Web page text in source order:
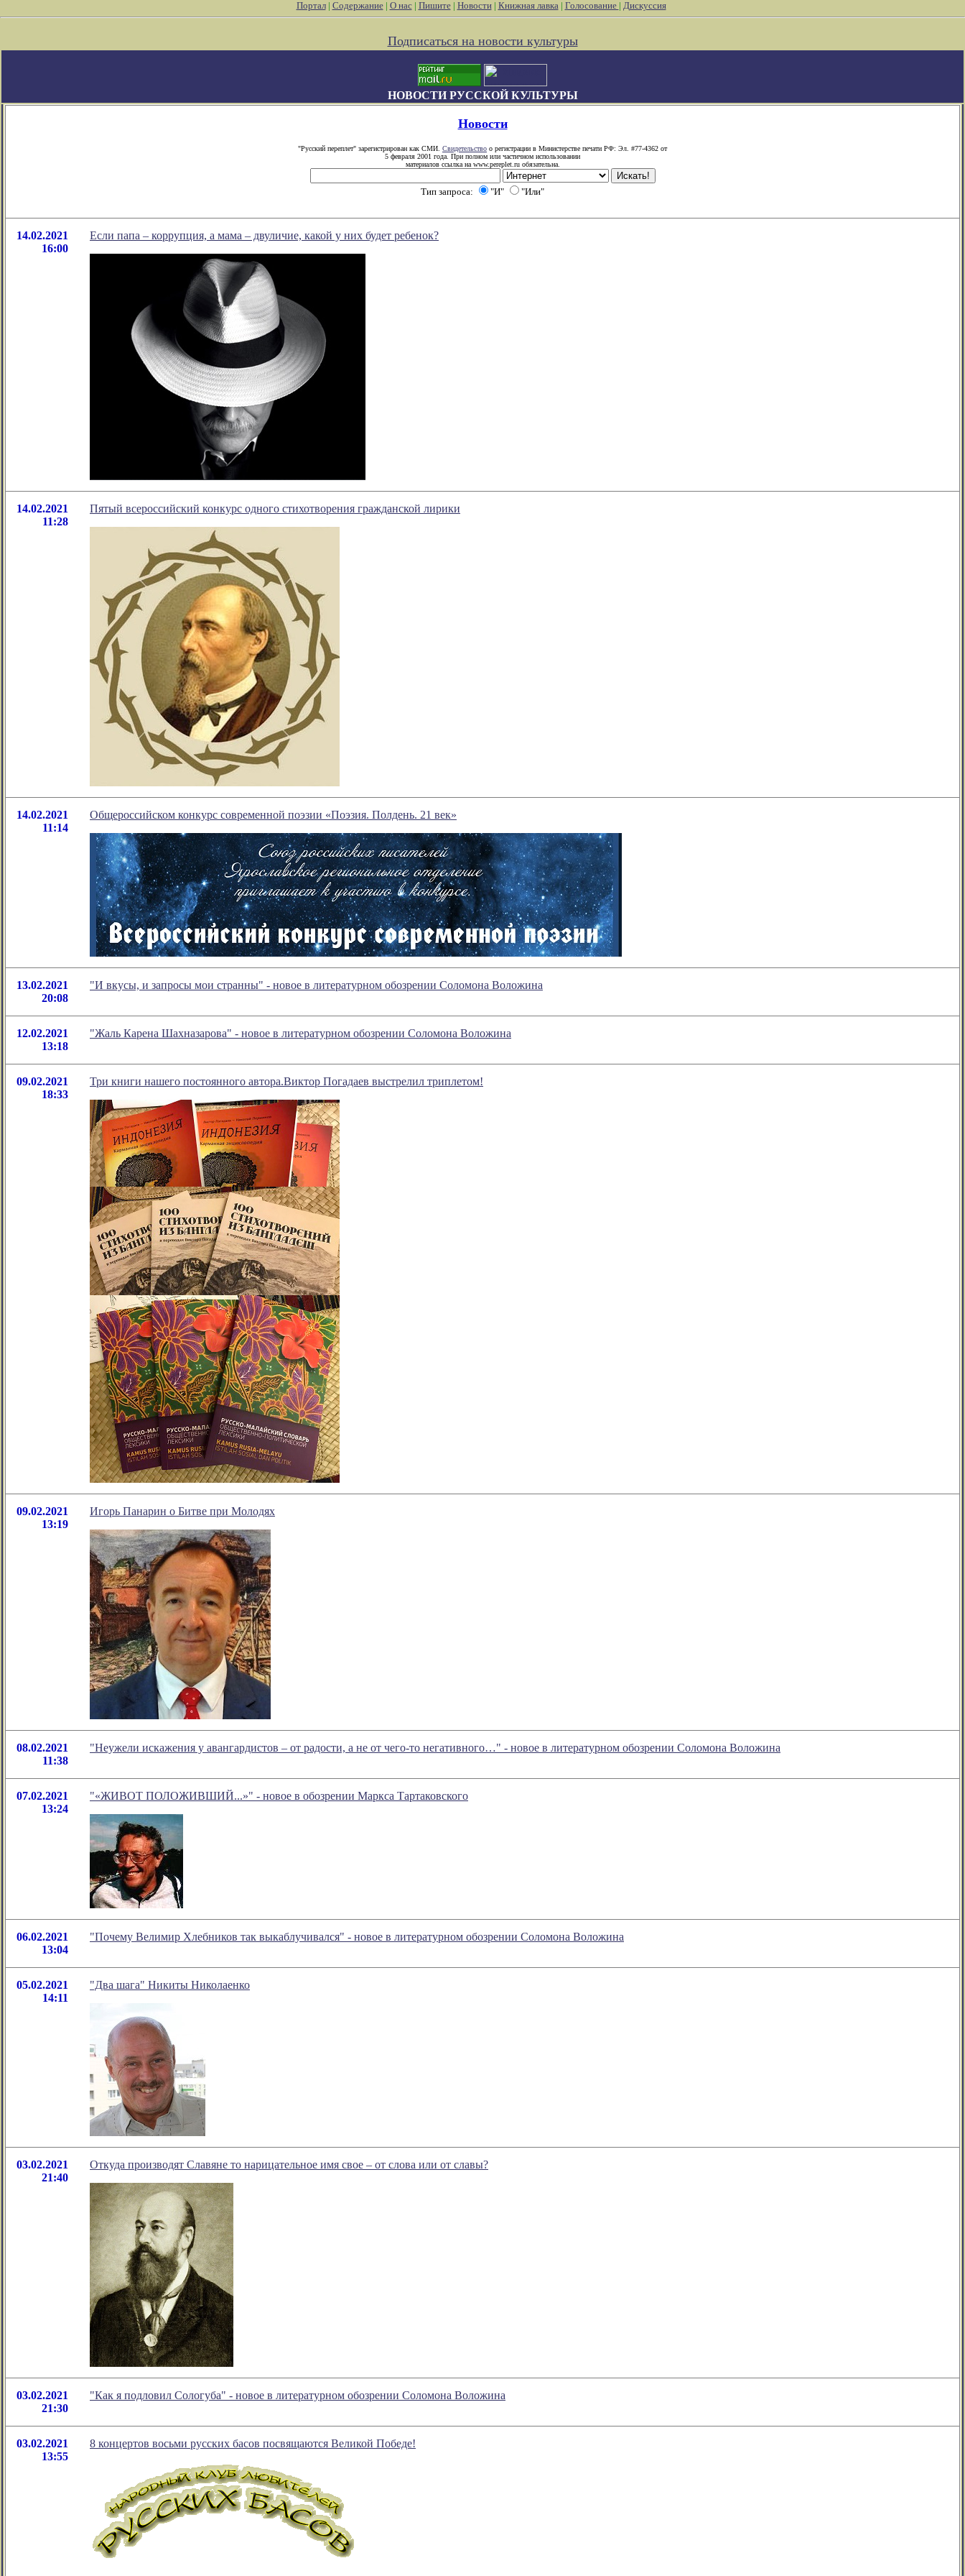
Портал| Содержание| О нас| Пишите| Новости| Книжная лавка| Голосование | Дискуссия
Подписаться на новости культуры
НОВОСТИ РУССКОЙ КУЛЬТУРЫ
Новости
"Русский переплет" зарегистрирован как СМИ. Свидетельство о регистрации в Министерстве печати РФ: Эл. #77-4362 от
5 февраля 2001 года. При полном или частичном использовании
материалов ссылка на www.pereplet.ru обязательна.
Тип запроса: "И" "Или"
14.02.2021
16:00
Если папа – коррупция, а мама – двуличие, какой у них будет ребенок?
14.02.2021
11:28
Пятый всероссийский конкурс одного стихотворения гражданской лирики
14.02.2021
11:14
Общероссийском конкурс современной поэзии «Поэзия. Полдень. 21 век»
13.02.2021
20:08
"И вкусы, и запросы мои странны" - новое в литературном обозрении Соломона Воложина
12.02.2021
13:18
"Жаль Карена Шахназарова" - новое в литературном обозрении Соломона Воложина
09.02.2021
18:33
Три книги нашего постоянного автора.Виктор Погадаев выстрелил триплетом!
09.02.2021
13:19
Игорь Панарин о Битве при Молодях
08.02.2021
11:38
"Неужели искажения у авангардистов – от радости, а не от чего-то негативного…" - новое в литературном обозрении Соломона Воложина
07.02.2021
13:24
"«ЖИВОТ ПОЛОЖИВШИЙ...»" - новое в обозрении Маркса Тартаковского
06.02.2021
13:04
"Почему Велимир Хлебников так выкаблучивался" - новое в литературном обозрении Соломона Воложина
05.02.2021
14:11
"Два шага" Никиты Николаенко
03.02.2021
21:40
Откуда производят Славяне то нарицательное имя свое – от слова или от славы?
03.02.2021
21:30
"Как я подловил Сологуба" - новое в литературном обозрении Соломона Воложина
03.02.2021
13:55
8 концертов восьми русских басов посвящаются Великой Победе!